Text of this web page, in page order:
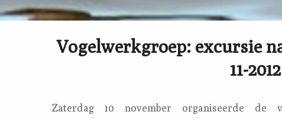
Vogelwerkgroep: excursie
11-2012
Zaterdag 10 november organiseerde de